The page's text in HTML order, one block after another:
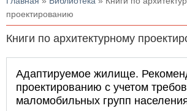
проектированию
Книги по архитектурному
Адаптируемое жилище.
проектированию с учетом
маломобильных групп